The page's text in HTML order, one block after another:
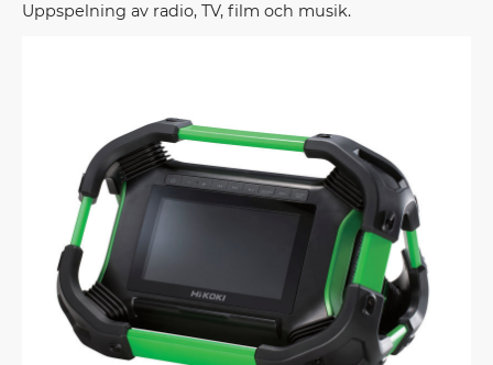
Uppspelning av radio, TV, film och musik.